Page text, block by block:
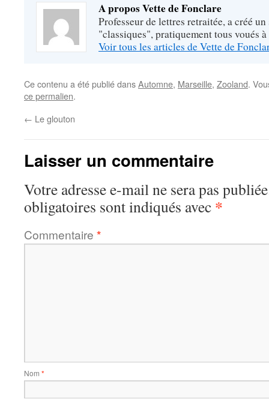
A propos Vette de Fonclare
Professeur de lettres retraitée, a créé
"classiques", pratiquement tous voués
Voir tous les articles de Vette de
Ce contenu a été publié dansAutomne, Marseille, Zooland.
ce permalien.
← Le glouton
Laisser un commentaire
Votre adresse e-mail ne sera pas
obligatoires sont indiqués avec *
Commentaire *
Nom *